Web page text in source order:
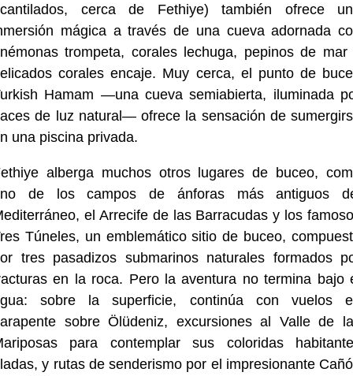
cerca de Fethiye) también ofrece
mágica a través de una cueva adornada
trompeta, corales lechuga, pepinos de mar
corales encaje. Muy cerca, el punto de
Hamam —una cueva semiabierta, iluminada
de luz natural— ofrece la sensación de
una piscina privada.
alberga muchos otros lugares de buceo,
de los campos de ánforas más antiguos
el Arrecife de las Barracudas y los
Túneles, un emblemático sitio de buceo,
tres pasadizos submarinos naturales formados
en la roca. Pero la aventura no termina bajo
sobre la superficie, continúa con vuelos
sobre Ölüdeniz, excursiones al Valle de
para contemplar sus coloridas
y rutas de senderismo por el impresionante